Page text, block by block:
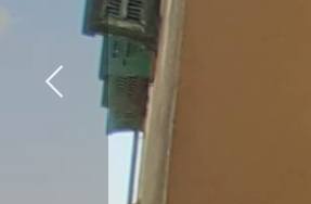
LAVORA
CONTATTI
Provincia
Comune